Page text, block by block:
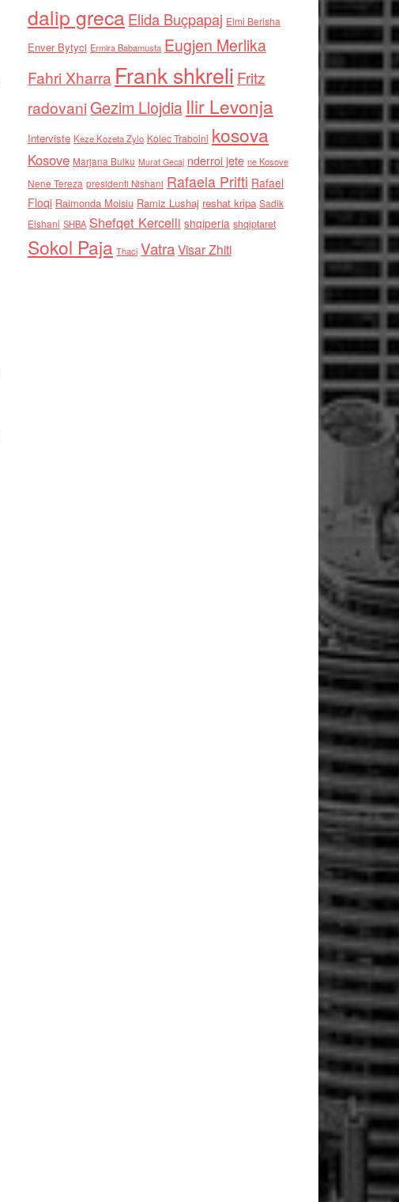
dalip grecaElida Buçpapaj Elmi Berisha
Enver Bytyci Ermira Babamusta Eugjen Merlika
Fahri Xharra Frank shkreli Fritz
radovaniGezim Llojdia Ilir Levonja
Interviste Keze Kozeta Zylo Kolec Traboini kosova
Kosove Marjana Bulku Murat Gecaj nderroi jete ne Kosove
Nene Tereza presidenti Nishani Rafaela Prifti Rafael
Floqi Raimonda Moisiu Ramiz Lushaj reshat kripa Sadik
Elshani SHBA Shefqet Kercelli shqiperia shqiptaret
Sokol Paja Thaci VatraVisar Zhiti